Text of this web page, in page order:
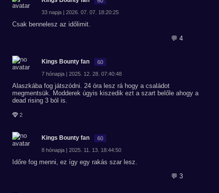
33 napja | 2026. 07. 07. 18:20:25
Csak bennelesz az időlimit.
💬 4
Kings Bounty fan 60
7 hónapja | 2025. 12. 28. 07:40:48
Alaszkába fog játszódni. 24 óra lesz rá hogy a családot
megmentsük. Modderek úgyis kiszedik ezt a szart belőle ahogy a
dead rising 3 ból is.
2
Kings Bounty fan 60
8 hónapja | 2025. 11. 13. 18:44:50
Időre fog menni, ez így egy rakás szar lesz.
💬 3